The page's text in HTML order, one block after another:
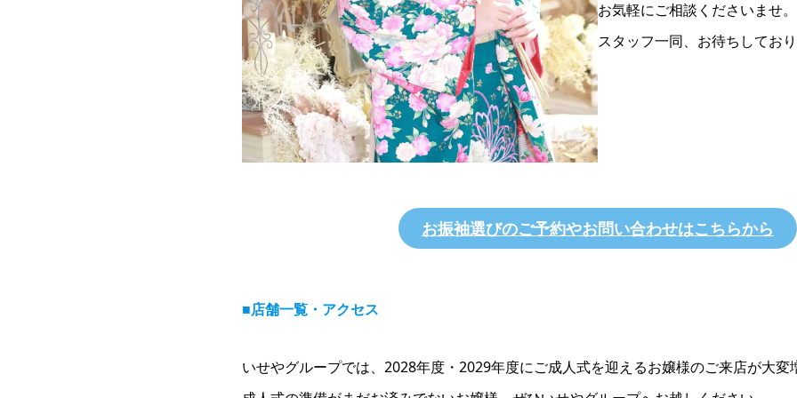
お気軽にご相談くださいませ。
スタッフ一同、お待ちしており
お振袖選びのご予約やお問い合わせはこちらから
■店舗一覧・アクセス
いせやグループでは、2028年度・2029年度にご成人式を迎えるお嬢様のご来店が大変